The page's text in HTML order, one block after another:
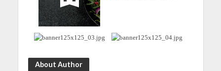
About Author